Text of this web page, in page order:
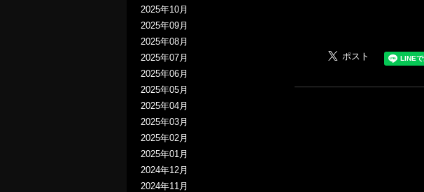
2025年10月
2025年09月
2025年08月
2025年07月
2025年06月
2025年05月
2025年04月
2025年03月
2025年02月
2025年01月
2024年12月
2024年11月